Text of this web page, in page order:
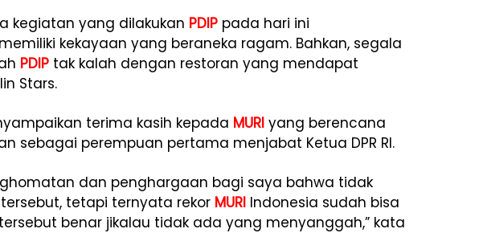
kegiatan yang dilakukan PDIP pada hari ini
kekayaan yang beraneka ragam. Bahkan, segala
PDIP tak kalah dengan restoran yang mendapat
Stars.
terima kasih kepada MURI yang berencana
sebagai perempuan pertama menjabat Ketua DPR RI.
dan penghargaan bagi saya bahwa tidak
tetapi ternyata rekor MURI Indonesia sudah bisa
benar jikalau tidak ada yang menyanggah,” kata